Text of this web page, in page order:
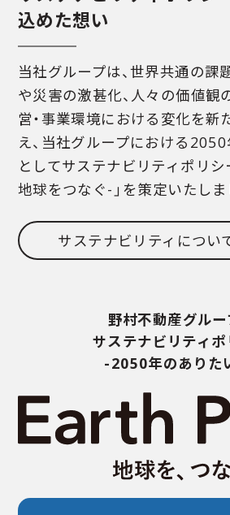
込めた想い
当社グループは、世界共通の課
や災害の激甚化、 人々の価値観
営・事業環境における変化を新
え、 当社グループにおける
としてサステナビリティポリ
地球をつなぐ-」を策定いたしま
サステナビリティについ
野村不動産グルー
サステナビリティポ
-2050年のありた